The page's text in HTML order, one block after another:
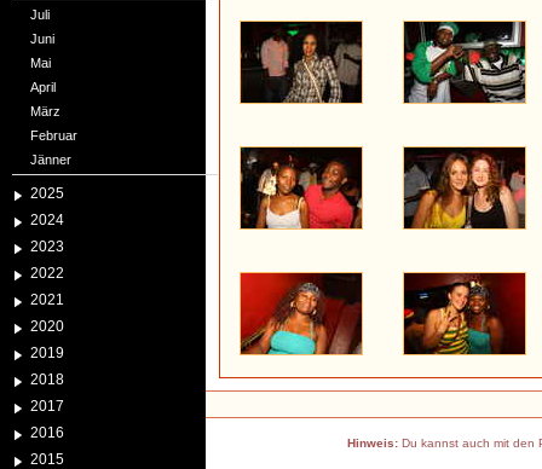
Juli
Juni
Mai
April
März
Februar
Jänner
2025
2024
2023
2022
2021
2020
2019
2018
2017
2016
2015
Hinweis:Du kannst auch mit den